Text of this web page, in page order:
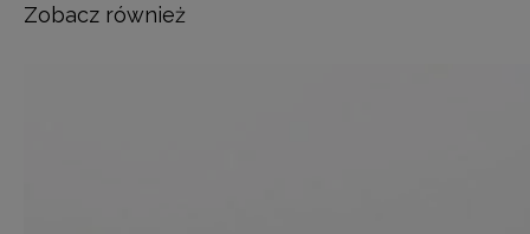
Zobacz również